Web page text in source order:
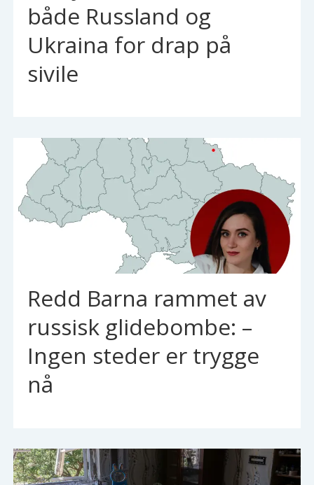
både Russland og
Ukraina for drap på
sivile
Redd Barna rammet av
russisk glidebombe: –
Ingen steder er trygge
nå